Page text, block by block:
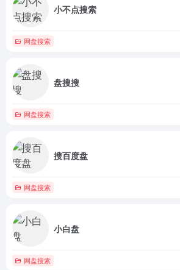
小不点搜索
网盘搜索
盘搜搜
网盘搜索
搜百度盘
网盘搜索
小白盘
网盘搜索